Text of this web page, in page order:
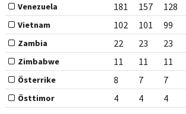
Venezuela 181 157 128
Vietnam 102 101 99
Zambia 22 23 23
Zimbabwe 11 11 11
Österrike 8 7 7
Östtimor 4 4 4